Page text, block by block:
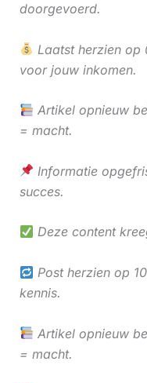
doorgevoerd.
Laatst herzien op
voor jouw inkomen.
Artikel opnieuw
= macht.
Informatie
succes.
Deze content
Post herzien op
kennis.
Artikel opnieuw
= macht.